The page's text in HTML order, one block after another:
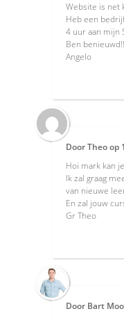
Website is net
Heb een
4 uur aan mijn
Ben benieuwd!!
Angelo
DoorTheoop
Hoi mark kan
Ik zal graag
van nieuwe
En zal jouw
Gr Theo
Door Bart